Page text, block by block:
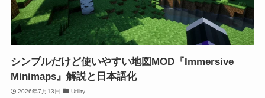
シンプルだけど使いやすい地図MOD『Immersive
Minimaps』解説と日本語化
2026年7月13日 Utility